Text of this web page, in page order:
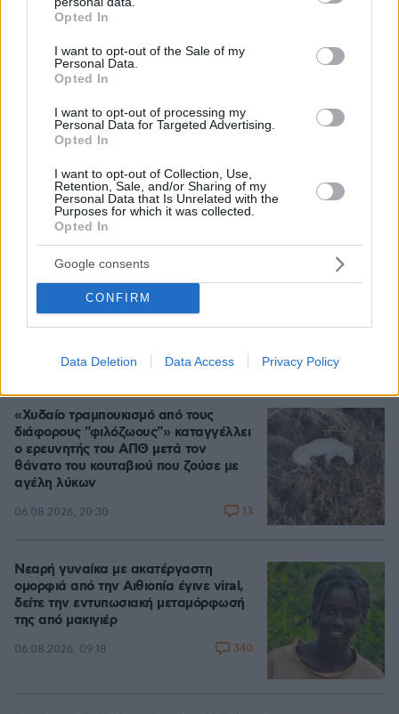
grant or deny consent to Google and its third-party tags to
use your data for below specified purposes in below Google
consent section.
Opted In
I want to opt-out of the Sale of my
Personal Data.
Opted In
I want to opt-out of processing my
Personal Data for Targeted Advertising.
Opted In
I want to opt-out of Collection, Use,
Retention, Sale, and/or Sharing of my
Personal Data that Is Unrelated with the
Purposes for which it was collected.
Opted In
Google consents
CONFIRM
Data Deletion Data Access Privacy Policy
ότι ήταν το πτώμα στη βαλίτσα
ΠΑΟΚ - Άντερλεχτ 0-1 (ημίχρονο): Οι
Βέλγοι «πάγωσαν» την Τούμπα στα 17
δευτερόλεπτα, έχασε πέναλτι ο
πριν 13 λεπτά 3
Καρυστιανού κατά ΜΜΕ: Έφυγαν
1.000 από τη ΝΔ για Σαμαρά και οι
περισσότεροι ασχολούνται με ένα
μέλος μας από το Μεσολόγγι
«Χυδαίο τραμπουκισμό από τους
διάφορους "φιλόζωους"» καταγγέλλει
ο ερευνητής του ΑΠΘ μετά τον
θάνατο του κουταβιού που ζούσε με
αγέλη λύκων
06.08.2026, 20:30 13
Νεαρή γυναίκα με ακατέργαστη
ομορφιά από την Αιθιοπία έγινε viral,
δείτε την εντυπωσιακή μεταμόρφωσή
της από μακιγιέρ
06.08.2026, 09:18 340